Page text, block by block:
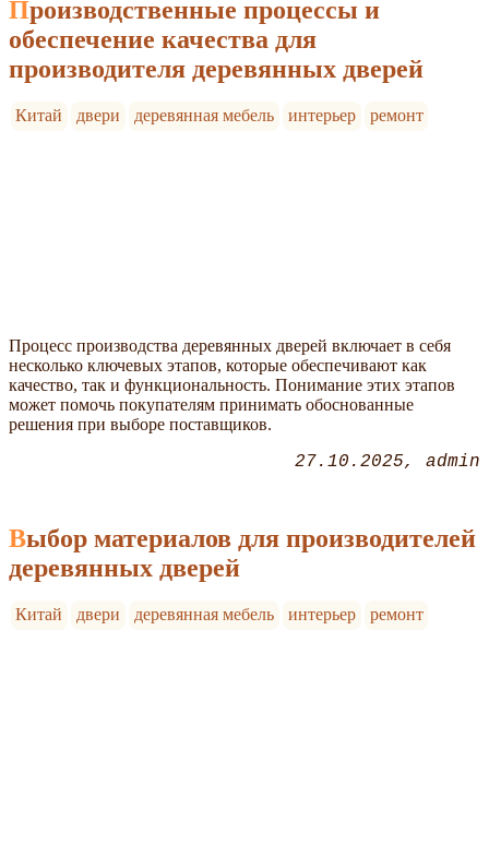
Производственные процессы и
обеспечение качества для
производителя деревянных дверей
Китай двери деревянная мебель интерьер ремонт
Процесс производства деревянных дверей включает в себя
несколько ключевых этапов, которые обеспечивают как
качество, так и функциональность. Понимание этих этапов
может помочь покупателям принимать обоснованные
решения при выборе поставщиков.
27.10.2025 admin
Выбор материалов для производителей
деревянных дверей
Китай двери деревянная мебель интерьер ремонт